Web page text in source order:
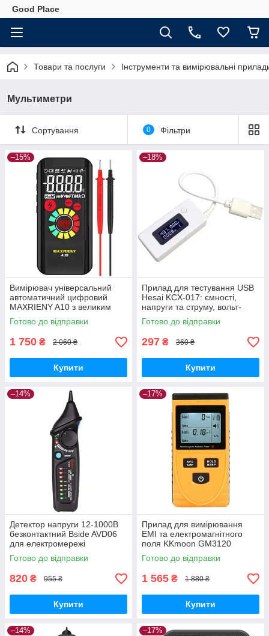
Good Place
Товари та послуги Інструменти та вимірювальні
Мультиметри
Сортування 0 Фільтри
–15%
Вимірювач універсальний
автоматичний цифровий
MAXRIENY A10 з великим
3,2" LCD дисплеєм
GoodPlace -worry-free-
Готово до відправки
1 750 ₴ 2 060 ₴
Купити
–18%
Прилад для тестування USB
Hesai KCX-017: ємності,
напруги та струму, вольт-
амперметр GoodPlace -
worry-free-shopping-
Готово до відправки
297 ₴ 360 ₴
Купити
–14%
Детектор напруги 12-1000В
безконтактний Bside AVD06
для електромережі
GoodPlace -worry-free-
shopping-
Готово до відправки
820 ₴ 955 ₴
Купити
–17%
Прилад для вимірювання
ЕМІ та електромагнітного
поля KKmoon GM3120
GoodPlace -worry-free-
shopping-
Готово до відправки
1 565 ₴ 1 880 ₴
Купити
–14% –17%